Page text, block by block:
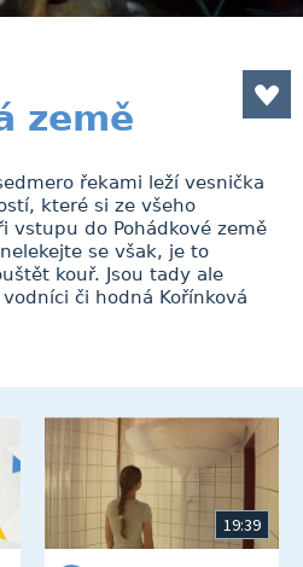
země
řekami leží vesnička
které si ze všeho
vstupu do Pohádkové země
se však, je to
kouř. Jsou tady ale
či hodná Kořínková
19:39